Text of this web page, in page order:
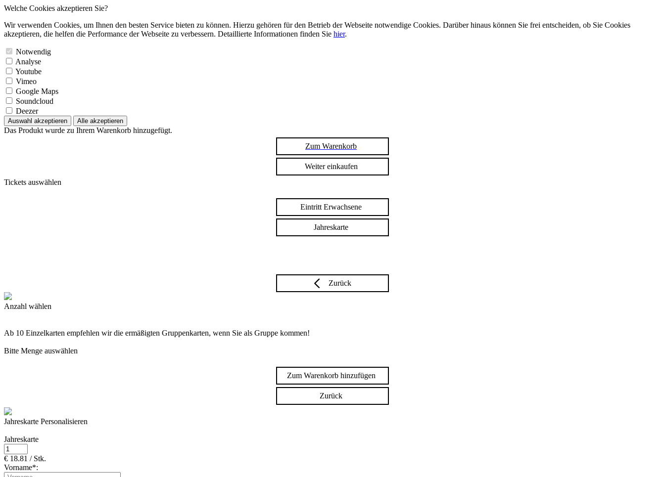
Welche Cookies akzeptieren Sie?
Wir verwenden Cookies, um Ihnen den besten Service bieten zu können. Hierzu gehören für den Betrieb der Webseite notwendige Cookies. Darüber hinaus können Sie frei entscheiden, ob Sie Cookies
akzeptieren, die helfen die Performance der Webseite zu verbessern. Detaillierte Informationen finden Sie hier.
Notwendig
Analyse
Youtube
Vimeo
Google Maps
Soundcloud
Deezer
Auswahl akzeptieren Alle akzeptieren
Das Produkt wurde zu Ihrem Warenkorb hinzugefügt.
Zum Warenkorb
Weiter einkaufen
Tickets auswählen
Eintritt Erwachsene
Jahreskarte
Zurück
Anzahl wählen
Ab 10 Einzelkarten empfehlen wir die ermäßigten Gruppenkarten, wenn Sie als Gruppe kommen!
Bitte Menge auswählen
Zum Warenkorb hinzufügen
Zurück
Jahreskarte Personalisieren
Jahreskarte
€ 18.81 / Stk.
Vorname*: